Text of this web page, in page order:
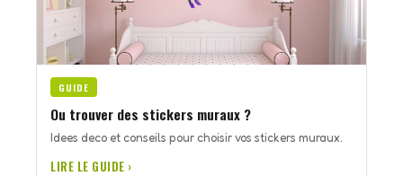
GUIDE
Ou trouver des stickers muraux ?
Idees deco et conseils pour choisir vos stickers muraux.
LIRE LE GUIDE ›